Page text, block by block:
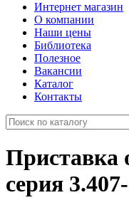
Интернет магазин
О компании
Наши цены
Библиотека
Полезное
Вакансии
Каталог
Контакты
Приставка
серия